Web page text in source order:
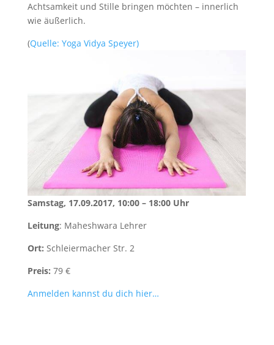
Achtsamkeit und Stille bringen möchten – innerlich
wie äußerlich.
(Quelle: Yoga Vidya Speyer)
Samstag, 17.09.2017, 10:00 – 18:00 Uhr
Leitung: Maheshwara Lehrer
Ort: Schleiermacher Str. 2
Preis: 79 €
Anmelden kannst du dich hier…